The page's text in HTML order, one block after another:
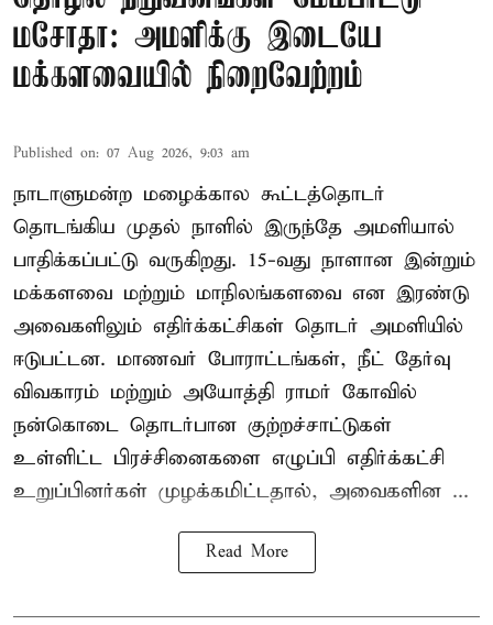
மசோதா: அமளிக்கு இடையே
மக்களவையில் நிறைவேற்றம்
Published on: 07 Aug 2026, 9:03 am
நாடாளுமன்ற மழைக்கால கூட்டத்தொடர்
தொடங்கிய முதல் நாளில் இருந்தே அமளியால்
பாதிக்கப்பட்டு வருகிறது. 15-வது நாளான இன்றும்
மக்களவை மற்றும் மாநிலங்களவை என இரண்டு
அவைகளிலும் எதிர்க்கட்சிகள் தொடர் அமளியில்
ஈடுபட்டன. மாணவர் போராட்டங்கள், நீட் தேர்வு
விவகாரம் மற்றும் அயோத்தி ராமர் கோவில்
நன்கொடை தொடர்பான குற்றச்சாட்டுகள்
உள்ளிட்ட பிரச்சினைகளை எழுப்பி எதிர்க்கட்சி
உறுப்பினர்கள் முழக்கமிட்டதால், அவைகளின ...
Read More